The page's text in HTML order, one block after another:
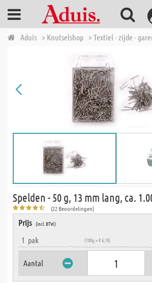
Aduis > Knutselshop > Textiel - zijde -
Spelden - 50 g, 13 mm lang, ca.
(22 Beoordelingen)
Prijs (incl. BTW)
1 pak (100g = € 6,10)
Aantal